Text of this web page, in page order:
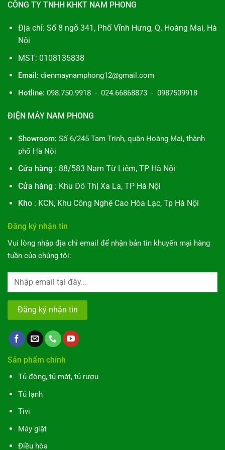
CÔNG TY TNHH KHKT NAM PHONG
Địa chỉ: Số 8 ngõ 341, Phố Vĩnh Hưng, Q. Hoàng Mai, Hà
Nội
MST: 0108135838
Email: dienmaynamphong12@gmail.com
Hotline: 098.750.9918 - 024.66868873 - 0987509918
ĐIỆN MÁY NAM PHONG
Showroom: Số 6/245 Tam Trinh, quận Hoàng Mai, thành
phố Hà Nội
Cửa hàng : 88/583 Nam Từ Liêm, TP Hà Nội
Cửa hàng : Khu Đô Thị Xa La, TP Hà Nội
Kho: KCN, Khu Công Nghệ Cao Hòa Lạc, Tp Hà Nội
Đăng ký nhận tin
Vui lòng nhập địa chỉ email để nhận bản tin khuyến mại hàng
tuần của chúng tôi:
Sản phẩm chính
Tủ đông, tủ mát, tủ rượu
Tủ lạnh
Tivi
Máy giặt
Điều hòa